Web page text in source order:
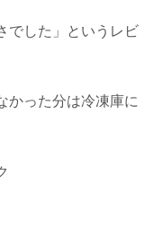
でした」というレビ
かった分は冷凍庫に